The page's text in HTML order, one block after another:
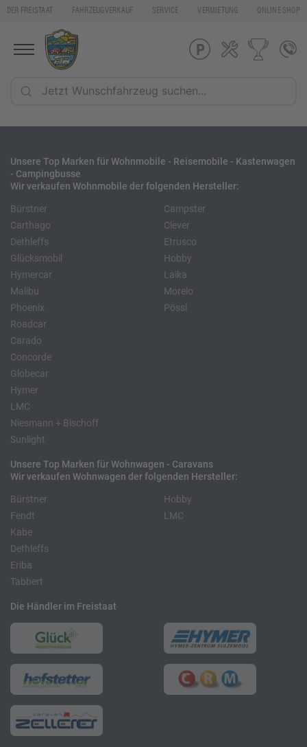
DER FREISTAAT FAHRZEUGVERKAUF SERVICE VERMIETUNG ONLINE SHOP
Unsere Top Marken für Wohnmobile - Reisemobile - Kastenwagen
- Campingbusse
Wir verkaufen Wohnmobile der folgenden Hersteller:
Bürstner
Carthago
Dethleffs
Glücksmobil
Hymercar
Malibu
Phoenix
Roadcar
Campster
Clever
Etrusco
Hobby
Laika
Morelo
Pössl
Carado
Concorde
Globecar
Hymer
LMC
Niesmann + Bischoff
Sunlight
Unsere Top Marken für Wohnwagen - Caravans
Wir verkaufen Wohnwagen der folgenden Hersteller:
Bürstner
Fendt
Kabe
Hobby
LMC
Dethleffs
Eriba
Tabbert
Die Händler im Freistaat